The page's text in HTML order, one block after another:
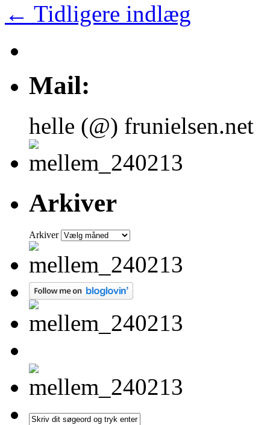
← Tidligere indlæg
Mail:
helle (@) frunielsen.net
Arkiver
Arkiver